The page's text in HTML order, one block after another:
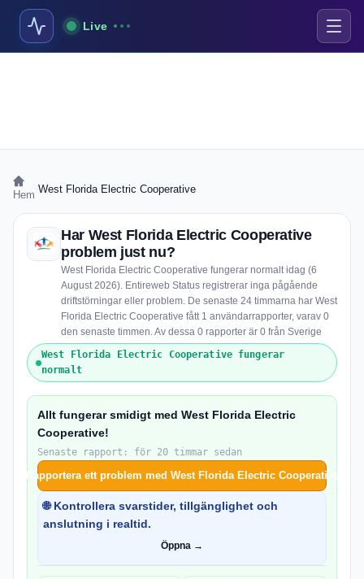
Live
Hem West Florida Electric Cooperative
Har West Florida Electric Cooperative
problem just nu?
West Florida Electric Cooperative fungerar normalt idag (6
August 2026). Entireweb Status registrerar inga pågående
driftstörningar eller problem. De senaste 24 timmarna har West
Florida Electric Cooperative fått 1 användarrapporter, varav 0
den senaste timmen. Av dessa 0 rapporter är 0 från Sverige
West Florida Electric Cooperative fungerar
normalt
Allt fungerar smidigt med West Florida Electric
Cooperative!
Senaste rapport: för 20 timmar sedan
Rapportera ett problem med West Florida Electric Cooperative
🌐 Kontrollera svarstider, tillgänglighet och
anslutning i realtid.
Öppna →